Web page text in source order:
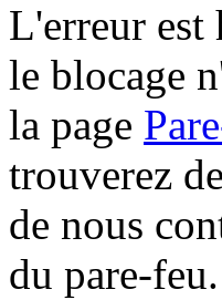
L'erreur est
le blocage
la page
trouverez
de nous
du pare-feu.